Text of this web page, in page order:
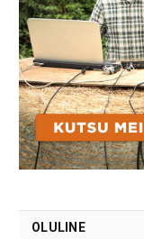
OLULINE